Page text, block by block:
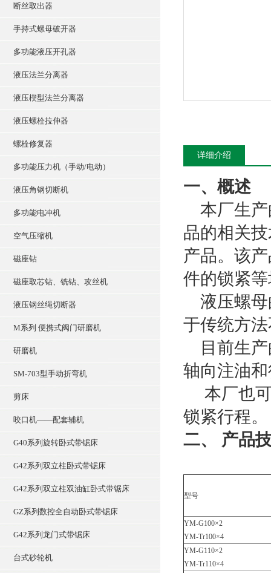
断丝取出器
手持式螺母破开器
多功能液压开孔器
液压法兰分离器
液压楔型法兰分离器
液压螺栓拉伸器
螺栓修复器
多功能压力机（手动/电动）
液压角钢切断机
多功能电冲机
空气压缩机
磁座钻
磁座取芯钻、铣钻、攻丝机
液压钢丝绳切断器
M系列 便携式阀门研磨机
研磨机
SM-703型手动折弯机
剪床
咬口机——配套辅机
G40系列旋转卧式带锯床
G42系列双立柱卧式带锯床
G42系列双立柱双油缸卧式带锯床
GZ系列数控全自动卧式带锯床
G42系列龙门式带锯床
台式砂轮机
详细介绍
一、概述
本厂生产
品的相关
产品。该
件的锁紧
液压螺母
于传统方
目前生产
轴向注油
本厂也可
锁紧行程。
二、 产品
型号
YM-G100×2
YM-Tr100×4
YM-G110×2
YM-Tr110×4